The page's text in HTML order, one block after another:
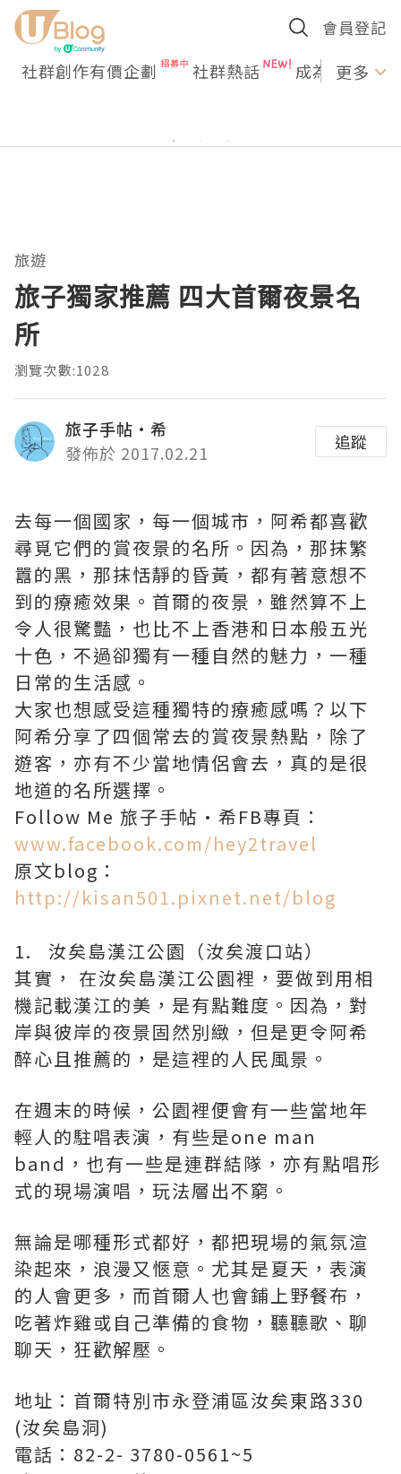
會員登記
社群創作有價企劃 社群熱話 成為U更多
旅遊
旅子獨家推薦 四大首爾夜景名
所
瀏覽次數:1028
旅子手帖·希
發佈於 2017.02.21
追蹤
去每一個國家，每一個城市，阿希都喜歡
尋覓它們的賞夜景的名所。因為，那抹繁
囂的黑，那抹恬靜的昏黃，都有著意想不
到的療癒效果。首爾的夜景，雖然算不上
令人很驚豔，也比不上香港和日本般五光
十色，不過卻獨有一種自然的魅力，一種
日常的生活感。
大家也想感受這種獨特的療癒感嗎？以下
阿希分享了四個常去的賞夜景熱點，除了
遊客，亦有不少當地情侶會去，真的是很
地道的名所選擇。
Follow Me 旅子手帖·希FB專頁：
www.facebook.com/hey2travel
原文blog：
http://kisan501.pixnet.net/blog
1. 汝矣島漢江公園（汝矣渡口站）
其實， 在汝矣島漢江公園裡，要做到用相
機記載漢江的美，是有點難度。因為，對
岸與彼岸的夜景固然別緻，但是更令阿希
醉心且推薦的，是這裡的人民風景。
在週末的時候，公園裡便會有一些當地年
輕人的駐唱表演，有些是one man
band，也有一些是連群結隊，亦有點唱形
式的現場演唱，玩法層出不窮。
無論是哪種形式都好，都把現場的氣氛渲
染起來，浪漫又愜意。尤其是夏天，表演
的人會更多，而首爾人也會鋪上野餐布，
吃著炸雞或自己準備的食物，聽聽歌、聊
聊天，狂歡解壓。
地址：首爾特別市永登浦區汝矣東路330
(汝矣島洞)
電話：82-2- 3780-0561~5